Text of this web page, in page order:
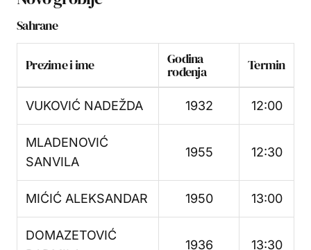
Sahrane
Prezime i ime Godina
rođenja Termin
VUKOVIĆ NADEŽDA 1932 12:00
MLADENOVIĆ
SANVILA
1955 12:30
MIĆIĆ ALEKSANDAR 1950 13:00
DOMAZETOVIĆ
1936 13:30